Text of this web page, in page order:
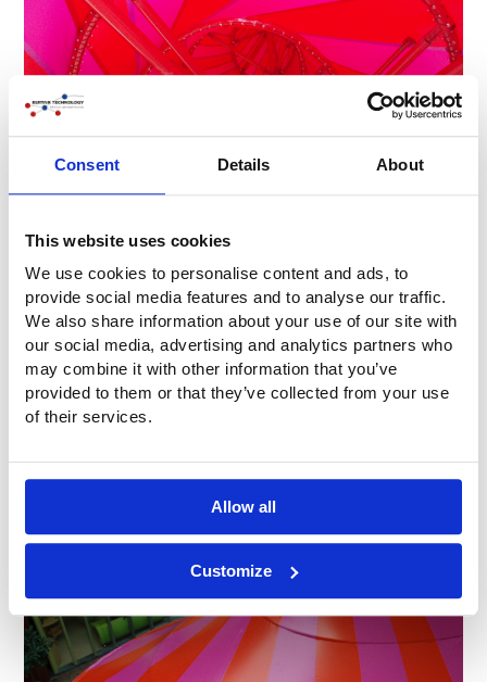
Consent Details About
This website uses cookies
We use cookies to personalise content and ads, to
provide social media features and to analyse our traffic.
We also share information about your use of our site with
our social media, advertising and analytics partners who
may combine it with other information that you’ve
provided to them or that they’ve collected from your use
of their services.
Allow all
Customize